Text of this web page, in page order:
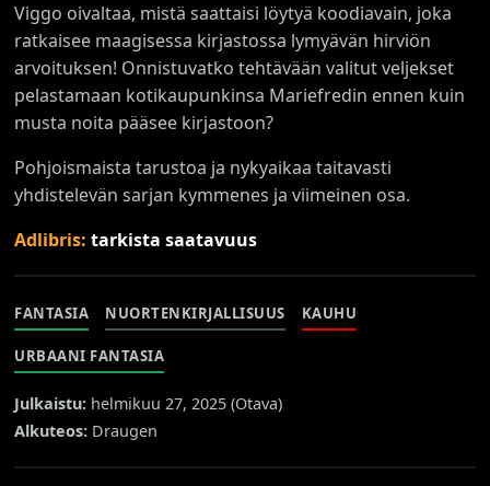
Viggo oivaltaa, mistä saattaisi löytyä koodiavain, joka
ratkaisee maagisessa kirjastossa lymyävän hirviön
arvoituksen! Onnistuvatko tehtävään valitut veljekset
pelastamaan kotikaupunkinsa Mariefredin ennen kuin
musta noita pääsee kirjastoon?
Pohjoismaista tarustoa ja nykyaikaa taitavasti
yhdistelevän sarjan kymmenes ja viimeinen osa.
Adlibris:tarkista saatavuus
FANTASIA NUORTENKIRJALLISUUS KAUHU
URBAANI FANTASIA
Julkaistu: helmikuu 27, 2025 (Otava)
Alkuteos: Draugen